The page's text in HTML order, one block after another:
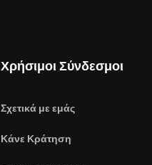
Χρήσιμοι Σύνδεσμοι
Σχετικά με εμάς
Κάνε Κράτηση